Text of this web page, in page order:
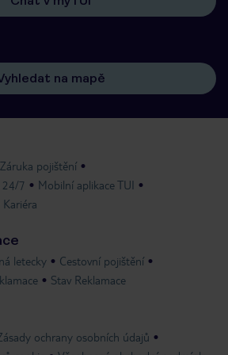
na mapě
Záruka pojištění
24/7
Mobilní aplikace TUI
Kariéra
letecky
Cestovní pojištění
Stav Reklamace
ochrany osobních údajů